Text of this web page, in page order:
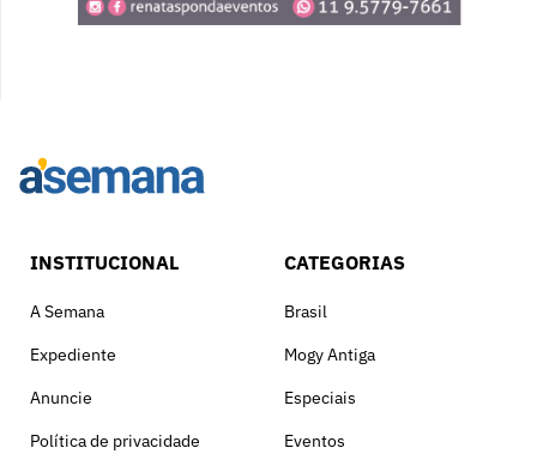
INSTITUCIONAL
A Semana
Expediente
Anuncie
Política de privacidade
CATEGORIAS
Brasil
Mogy Antiga
Especiais
Eventos